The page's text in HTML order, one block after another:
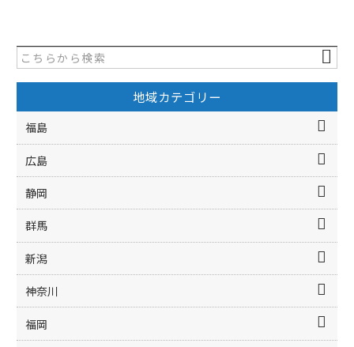
地域カテゴリー
福島
広島
静岡
群馬
新潟
神奈川
福岡